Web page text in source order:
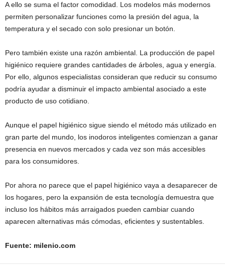
A ello se suma el factor comodidad. Los modelos más modernos
permiten personalizar funciones como la presión del agua, la
temperatura y el secado con solo presionar un botón.
Pero también existe una razón ambiental. La producción de papel
higiénico requiere grandes cantidades de árboles, agua y energía.
Por ello, algunos especialistas consideran que reducir su consumo
podría ayudar a disminuir el impacto ambiental asociado a este
producto de uso cotidiano.
Aunque el papel higiénico sigue siendo el método más utilizado en
gran parte del mundo, los inodoros inteligentes comienzan a ganar
presencia en nuevos mercados y cada vez son más accesibles
para los consumidores.
Por ahora no parece que el papel higiénico vaya a desaparecer de
los hogares, pero la expansión de esta tecnología demuestra que
incluso los hábitos más arraigados pueden cambiar cuando
aparecen alternativas más cómodas, eficientes y sustentables.
Fuente: milenio.com